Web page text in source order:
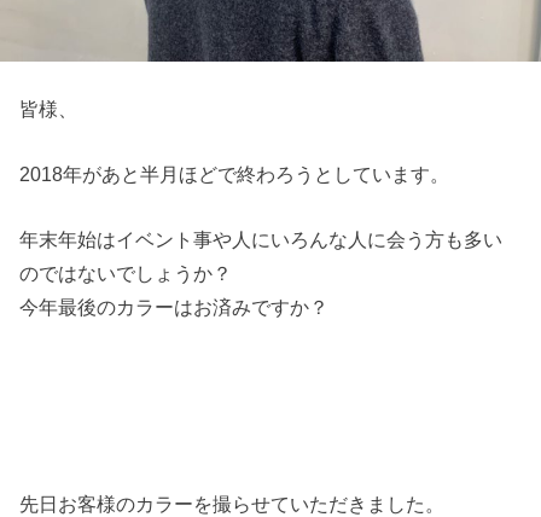
皆様、
2018年があと半月ほどで終わろうとしています。
年末年始はイベント事や人にいろんな人に会う方も多い
のではないでしょうか？
今年最後のカラーはお済みですか？
先日お客様のカラーを撮らせていただきました。